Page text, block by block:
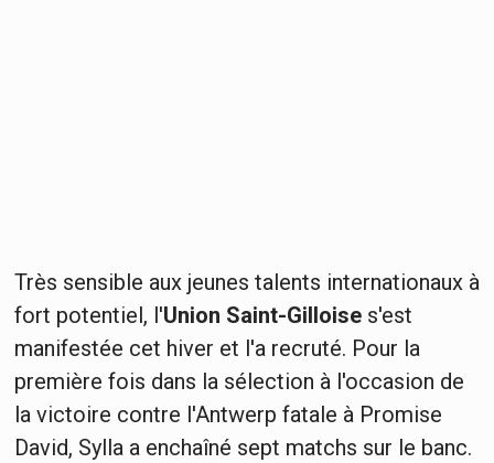
Très sensible aux jeunes talents internationaux à
fort potentiel, l'Union Saint-Gilloise s'est
manifestée cet hiver et l'a recruté. Pour la
première fois dans la sélection à l'occasion de
la victoire contre l'Antwerp fatale à Promise
David, Sylla a enchaîné sept matchs sur le banc.